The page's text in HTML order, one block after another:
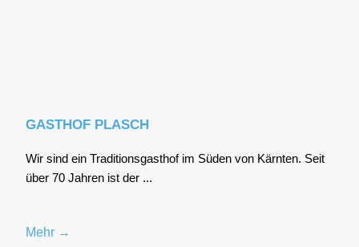
GASTHOF PLASCH
Wir sind ein Tra­di­ti­ons­gast­hof im Süden von Kärn­ten. Seit
über 70 Jah­ren ist der ...
Mehr →